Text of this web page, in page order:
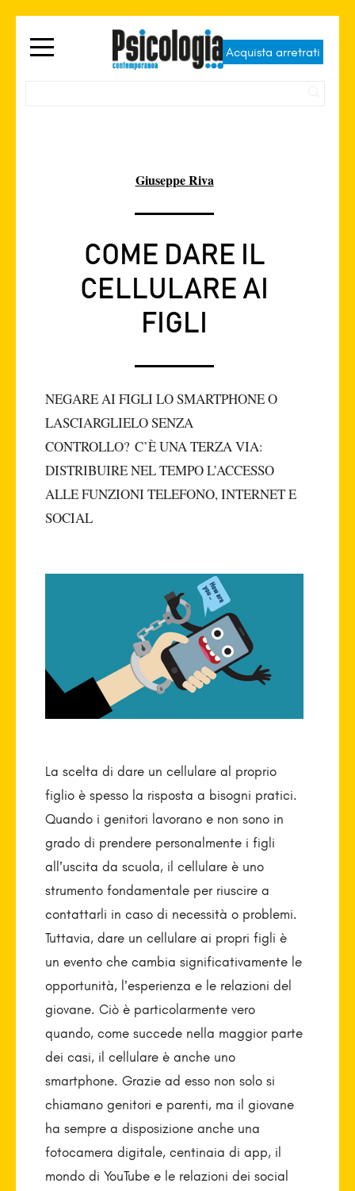
Acquista arretrati
Giuseppe Riva
COME DARE IL
CELLULARE AI
FIGLI
NEGARE AI FIGLI LO SMARTPHONE O
LASCIARGLIELO SENZA
CONTROLLO? C’È UNA TERZA VIA:
DISTRIBUIRE NEL TEMPO L’ACCESSO
ALLE FUNZIONI TELEFONO, INTERNET E
SOCIAL
La scelta di dare un cellulare al proprio
figlio è spesso la risposta a bisogni pratici.
Quando i genitori lavorano e non sono in
grado di prendere personalmente i figli
all’uscita da scuola, il cellulare è uno
strumento fondamentale per riuscire a
contattarli in caso di necessità o problemi.
Tuttavia, dare un cellulare ai propri figli è
un evento che cambia significativamente le
opportunità, l’esperienza e le relazioni del
giovane. Ciò è particolarmente vero
quando, come succede nella maggior parte
dei casi, il cellulare è anche uno
smartphone. Grazie ad esso non solo si
chiamano genitori e parenti, ma il giovane
ha sempre a disposizione anche una
fotocamera digitale, centinaia di app, il
mondo di YouTube e le relazioni dei social